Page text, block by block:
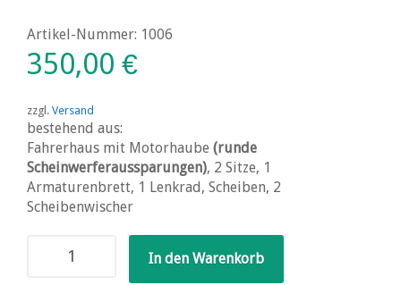
Artikel-Nummer: 1006
350,00 €
zzgl. Versand
bestehend aus:
Fahrerhaus mit Motorhaube (runde
Scheinwerferaussparungen), 2 Sitze, 1
Armaturenbrett, 1 Lenkrad, Scheiben, 2
Scheibenwischer
In den Warenkorb